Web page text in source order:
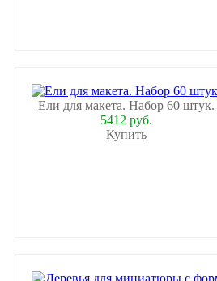
Ели для макета. Набор 60 штук.
5412 руб.
Купить